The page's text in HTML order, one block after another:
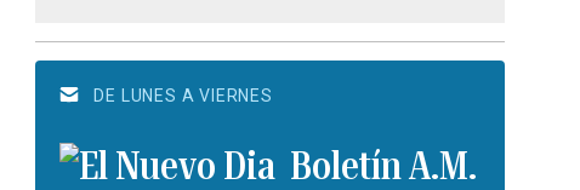
DE LUNES A VIERNES
Boletín A.M.